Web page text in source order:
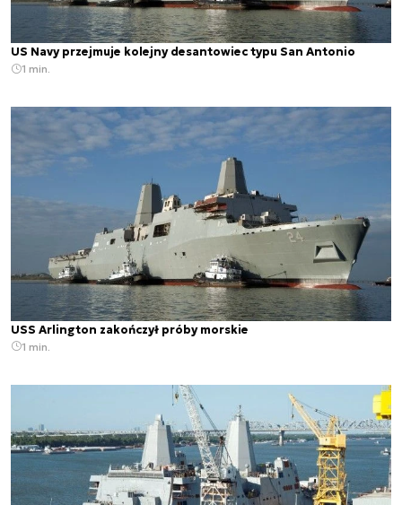
US Navy przejmuje kolejny desantowiec typu San Antonio
1 min.
USS Arlington zakończył próby morskie
1 min.